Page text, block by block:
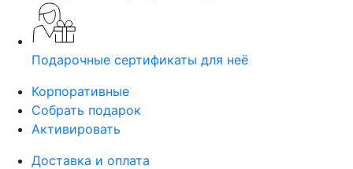
Подарочные сертификаты для неё
Корпоративные
Собрать подарок
Активировать
Доставка и оплата